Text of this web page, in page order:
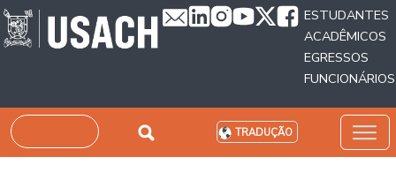
Passar para o conteúdo principal
ESTUDANTES
ACADÊMICOS
EGRESSOS
FUNCIONÁRIOS
Pesquisar TRADUÇÃO